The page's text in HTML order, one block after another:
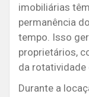
imobiliárias
permanência
tempo. Isso
proprietários,
da rotatividade
Durante a